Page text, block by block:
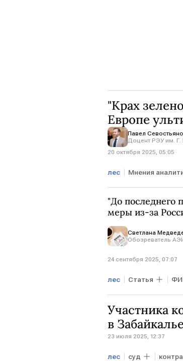
"Крах
Европе
Павел
Доцент РЭУ им. Г.
20 октября 2025, 05:05
лес Мнения
ЕС
"До последнего
меры из-за
Светлана
Обозреватель
24 сентября 2025, 07:07
лес Статья
ЭСТОНИЯ
Участника
в Забайкалье
23 июля 2025, 12:37
лес суд